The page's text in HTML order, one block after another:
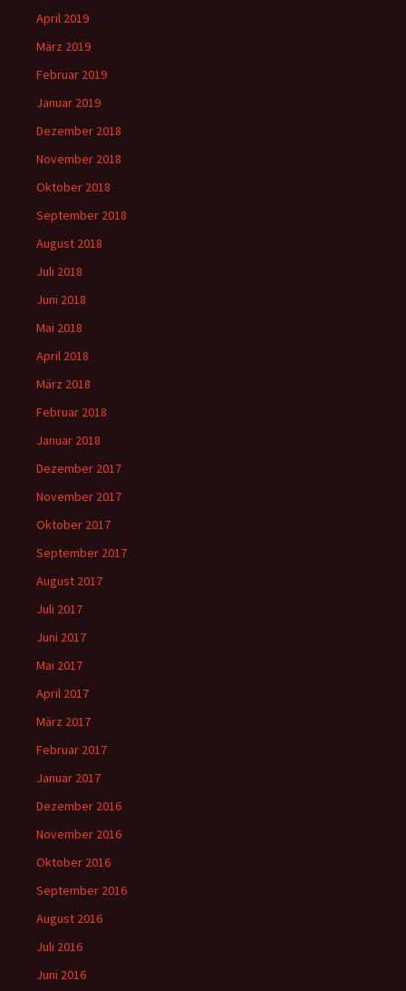
April 2019
März 2019
Februar 2019
Januar 2019
Dezember 2018
November 2018
Oktober 2018
September 2018
August 2018
Juli 2018
Juni 2018
Mai 2018
April 2018
März 2018
Februar 2018
Januar 2018
Dezember 2017
November 2017
Oktober 2017
September 2017
August 2017
Juli 2017
Juni 2017
Mai 2017
April 2017
März 2017
Februar 2017
Januar 2017
Dezember 2016
November 2016
Oktober 2016
September 2016
August 2016
Juli 2016
Juni 2016